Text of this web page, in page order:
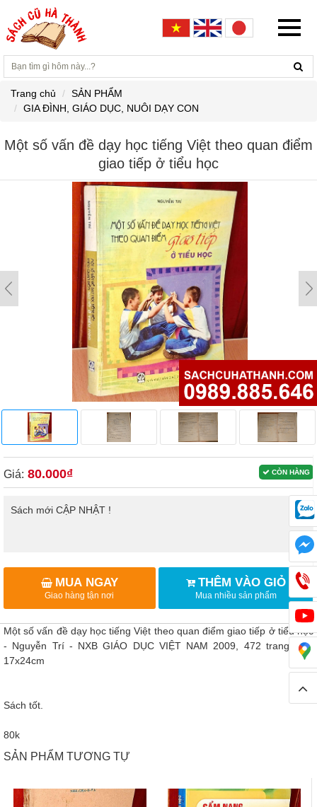
Trang chủ
SẢN PHẨM
GIA ĐÌNH, GIÁO DỤC, NUÔI DẠY CON
Một số vấn đề dạy học tiếng Việt theo quan điểm
giao tiếp ở tiểu học
CÒN HÀNG
Giá: 80.000₫
Sách mới CẬP NHẬT !
MUA NGAY
Giao hàng tận nơi
THÊM VÀO GIỎ
Mua nhiều sản phẩm
Một số vấn đề dạy học tiếng Việt theo quan điểm giao tiếp ở tiểu học
- Nguyễn Trí - NXB GIÁO DỤC VIỆT NAM 2009, 472 trang, khổ
17x24cm
Sách tốt.
80k
SẢN PHẨM TƯƠNG TỰ